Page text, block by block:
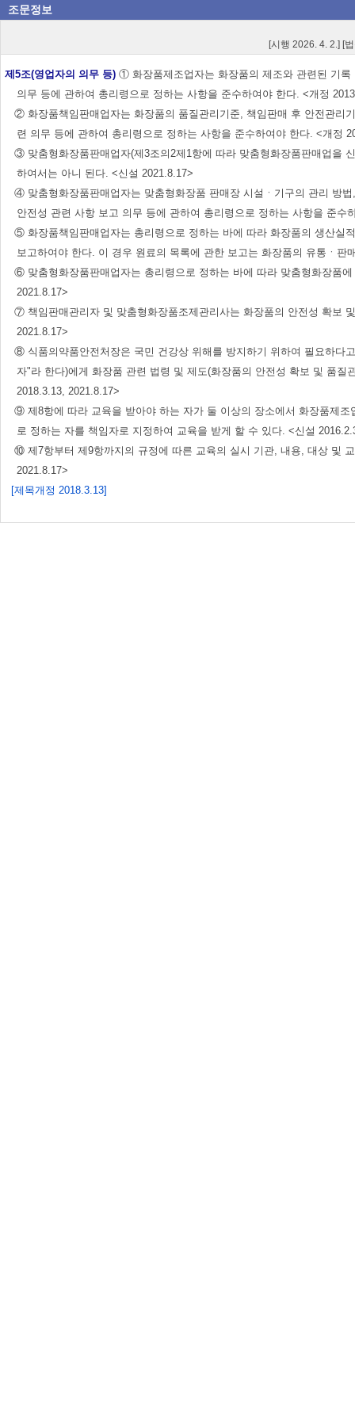
조문정보
[시행 2026. 4. 2.] [
제5조(영업자의 의무 등) ① 화장품제조업자는 화장품의 제조와 관련된 기
의무 등에 관하여 총리령으로 정하는 사항을 준수하여야 한다. <개정
② 화장품책임판매업자는 화장품의 품질관리기준, 책임판매 후 안전관리
련 의무 등에 관하여 총리령으로 정하는 사항을 준수하여야 한다. <개정
③ 맞춤형화장품판매업자(제3조의2제1항에 따라 맞춤형화장품판매업을
하여서는 아니 된다. <신설 2021.8.17>
④ 맞춤형화장품판매업자는 맞춤형화장품 판매장 시설ㆍ기구의 관리 방
안전성 관련 사항 보고 의무 등에 관하여 총리령으로 정하는 사항을 준수
⑤ 화장품책임판매업자는 총리령으로 정하는 바에 따라 화장품의 생산실
보고하여야 한다. 이 경우 원료의 목록에 관한 보고는 화장품의 유통ㆍ
⑥ 맞춤형화장품판매업자는 총리령으로 정하는 바에 따라 맞춤형화장품
2021.8.17>
⑦ 책임판매관리자 및 맞춤형화장품조제관리사는 화장품의 안전성 확보
2021.8.17>
⑧ 식품의약품안전처장은 국민 건강상 위해를 방지하기 위하여 필요하다
자"라 한다)에게 화장품 관련 법령 및 제도(화장품의 안전성 확보 및 품
2018.3.13, 2021.8.17>
⑨ 제8항에 따라 교육을 받아야 하는 자가 둘 이상의 장소에서 화장품제
로 정하는 자를 책임자로 지정하여 교육을 받게 할 수 있다. <신설
⑩ 제7항부터 제9항까지의 규정에 따른 교육의 실시 기관, 내용, 대상 및
2021.8.17>
[제목개정 2018.3.13]